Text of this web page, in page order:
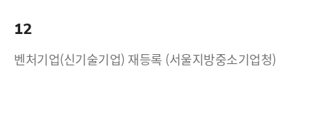
12
벤처기업(신기술기업) 재등록 (서울지방중소기업청)